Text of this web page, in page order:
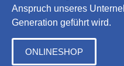
Anspruch unseres
Generation geführt wird.
ONLINESHOP